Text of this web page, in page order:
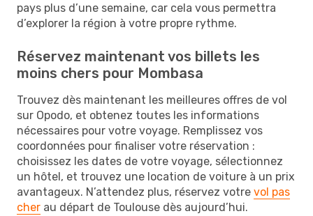
pays plus d’une semaine, car cela vous permettra
d’explorer la région à votre propre rythme.
Réservez maintenant vos billets les
moins chers pour Mombasa
Trouvez dès maintenant les meilleures offres de vol
sur Opodo, et obtenez toutes les informations
nécessaires pour votre voyage. Remplissez vos
coordonnées pour finaliser votre réservation :
choisissez les dates de votre voyage, sélectionnez
un hôtel, et trouvez une location de voiture à un prix
avantageux. N’attendez plus, réservez votre vol pas
cher au départ de Toulouse dès aujourd’hui.